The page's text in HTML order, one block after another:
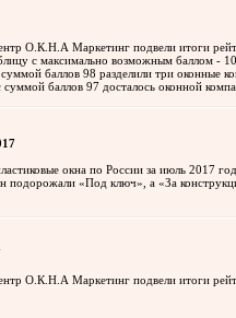
О.К.Н.А Маркетинг подвели итоги
с максимально возможным баллом -
баллов 98 разделили три
баллов 97 досталось оконной
окна по России за июль 2017
подорожали «Под ключ», а «За
О.К.Н.А Маркетинг подвели итоги